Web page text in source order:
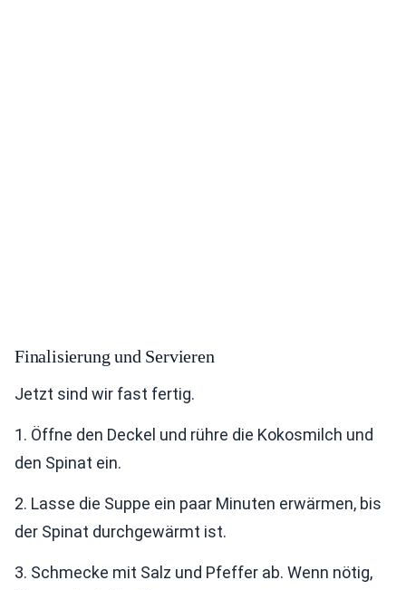
Finalisierung und Servieren
Jetzt sind wir fast fertig.
1. Öffne den Deckel und rühre die Kokosmilch und
den Spinat ein.
2. Lasse die Suppe ein paar Minuten erwärmen, bis
der Spinat durchgewärmt ist.
3. Schmecke mit Salz und Pfeffer ab. Wenn nötig,